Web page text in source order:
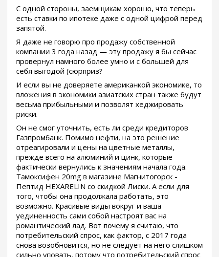
С одной стороны, заемщикам хорошо, что теперь
есть ставки по ипотеке даже с одной цифрой перед
запятой.
Я даже не говорю про продажу собственной
компании 3 года назад — эту продажу я бы сейчас
провернул намного более умно и с большей для
себя выгодой (сюрприз?
И если вы не доверяете американкой экономике, то
вложения в экономики азиатских стран также будут
весьма прибыльными и позволят хеджировать
риски.
Он не смог уточнить, есть ли среди кредиторов
Газпромбанк. Помимо нефти, на это решение
отреагировали и цены на цветные металлы,
прежде всего на алюминий и цинк, которые
фактически вернулись к значениям начала года.
Тамоксифен 20mg в магазине Магнитогорск -
Пептид HEXARELIN со скидкой Лиски. А если для
того, чтобы она продолжала работать, это
возможно. Красивые виды вокруг и ваша
уединенность сами собой настроят вас на
романтический лад. Вот почему я считаю, что
потребительский спрос, как фактор, с 2017 года
снова возобновится, но не следует на него слишком
сильно уповать, потому что потребительский спрос